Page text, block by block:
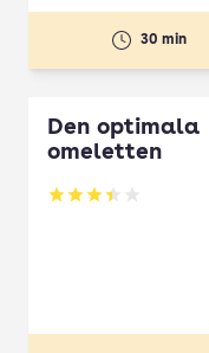
30 min
Den optimala
omeletten
Betyg: 3.41 av 5